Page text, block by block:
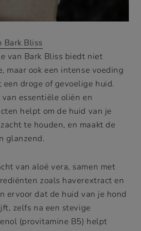
Bark Bliss
van Bark Bliss biedt niet
maar ook een intense voeding
droge of gevoelige huid.
essentiële oliën en
helpt om de huid van je
te houden, en maakt de
glanzend.
van aloë vera, samen met
zoals haverextract en
ervoor dat de huid van je hond
zelfs na een stevige
(provitamine B5) helpt